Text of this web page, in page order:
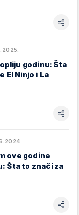
godinu: Šta
El Ninjo i La
ove godine
Šta to znači za